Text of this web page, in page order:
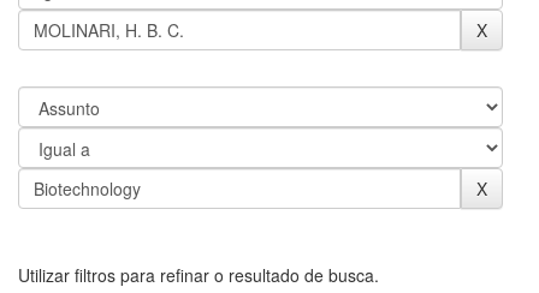
Utilizar filtros para refinar o resultado de busca.